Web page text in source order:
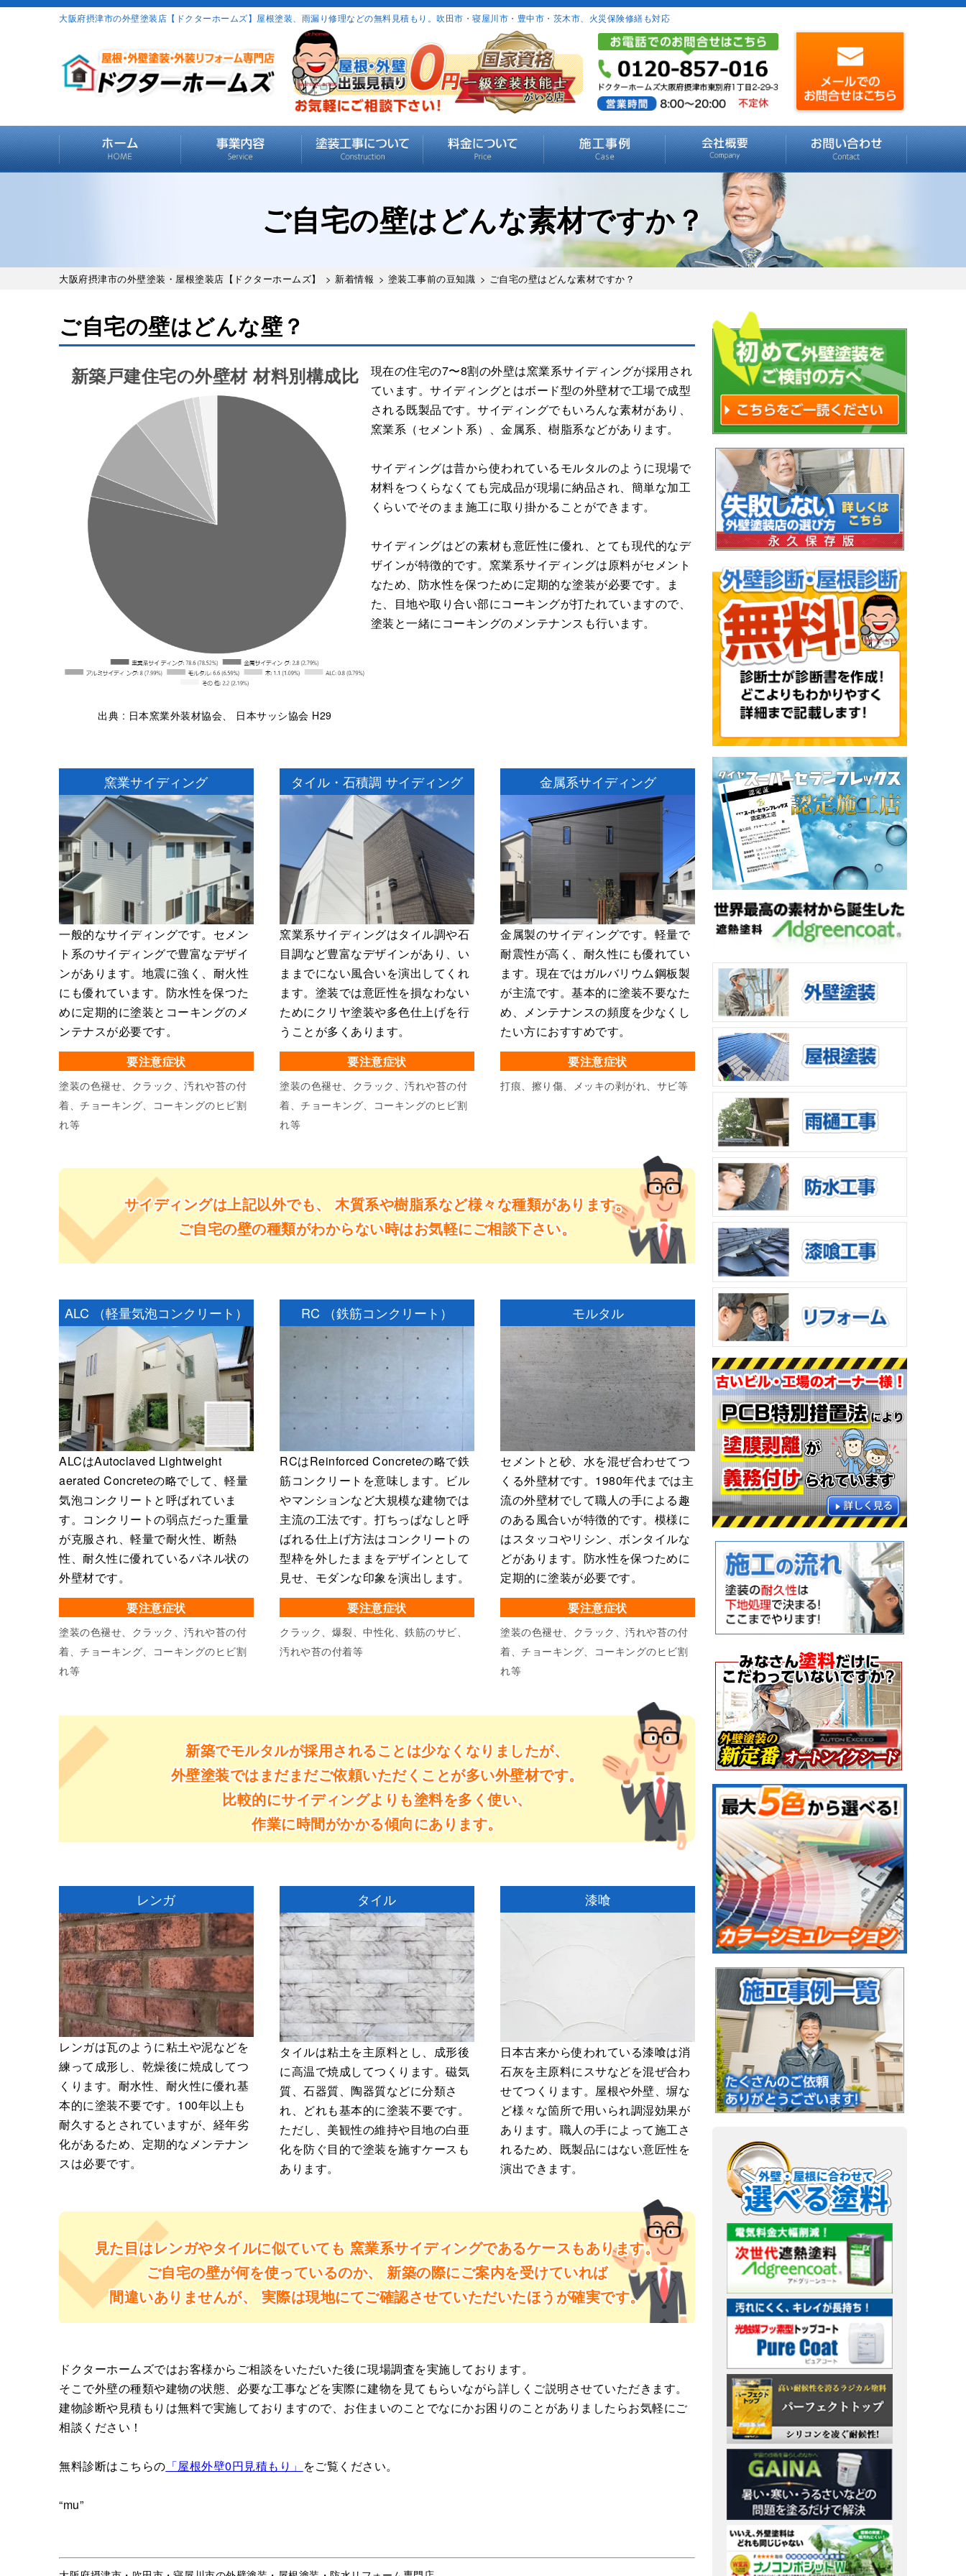
大阪府摂津市の外壁塗装店【ドクターホームズ】屋根塗装、雨漏り修理などの無料見積もり。吹田市・寝屋川市・豊中市・茨木市、火災保険修繕も対応
ご自宅の壁はどんな素材ですか？
大阪府摂津市の外壁塗装・屋根塗装店【ドクターホームズ】 > 新着情報 > 塗装工事前の豆知識 > ご自宅の壁はどんな素材ですか？
ご自宅の壁はどんな壁？
新築戸建住宅の外壁材材料別構成比
出典 : 日本窯業外装材協会、 日本サッシ協会 H29
現在の住宅の7〜8割の外壁は窯業系サイディングが採用され
ています。サイディングとはボード型の外壁材で工場で成型
される既製品です。サイディングでもいろんな素材があり、
窯業系（セメント系）、金属系、樹脂系などがあります。
サイディングは昔から使われているモルタルのように現場で
材料をつくらなくても完成品が現場に納品され、簡単な加工
くらいでそのまま施工に取り掛かることができます。
サイディングはどの素材も意匠性に優れ、とても現代的なデ
ザインが特徴的です。窯業系サイディングは原料がセメント
なため、防水性を保つために定期的な塗装が必要です。ま
た、目地や取り合い部にコーキングが打たれていますので、
塗装と一緒にコーキングのメンテナンスも行います。
窯業サイディング
一般的なサイディングです。セメン
ト系のサイディングで豊富なデザイ
ンがあります。地震に強く、耐火性
にも優れています。防水性を保つた
めに定期的に塗装とコーキングのメ
ンテナスが必要です。
要注意症状
塗装の色褪せ、クラック、汚れや苔の付
着、チョーキング、コーキングのヒビ割
れ等
タイル・石積調 サイディング
窯業系サイディングはタイル調や石
目調など豊富なデザインがあり、い
ままでにない風合いを演出してくれ
ます。塗装では意匠性を損なわない
ためにクリヤ塗装や多色仕上げを行
うことが多くあります。
要注意症状
塗装の色褪せ、クラック、汚れや苔の付
着、チョーキング、コーキングのヒビ割
れ等
⾦属系サイディング
金属製のサイディングです。軽量で
耐震性が高く、耐久性にも優れてい
ます。現在ではガルバリウム鋼板製
が主流です。基本的に塗装不要なた
め、メンテナンスの頻度を少なくし
たい方におすすめです。
要注意症状
打痕、擦り傷、メッキの剥がれ、サビ等
サイディングは上記以外でも、 木質系や樹脂系など様々な種類があります。
ご自宅の壁の種類がわからない時はお気軽にご相談下さい。
ALC （軽量気泡コンクリート）
ALCはAutoclaved Lightweight
aerated Concreteの略でして、軽量
気泡コンクリートと呼ばれていま
す。コンクリートの弱点だった重量
が克服され、軽量で耐火性、断熱
性、耐久性に優れているパネル状の
外壁材です。
要注意症状
塗装の色褪せ、クラック、汚れや苔の付
着、チョーキング、コーキングのヒビ割
れ等
RC （鉄筋コンクリート）
RCはReinforced Concreteの略で鉄
筋コンクリートを意味します。ビル
やマンションなど大規模な建物では
主流の工法です。打ちっぱなしと呼
ばれる仕上げ方法はコンクリートの
型枠を外したままをデザインとして
見せ、モダンな印象を演出します。
要注意症状
クラック、爆裂、中性化、鉄筋のサビ、
汚れや苔の付着等
モルタル
セメントと砂、水を混ぜ合わせてつ
くる外壁材です。1980年代までは主
流の外壁材でして職人の手による趣
のある風合いが特徴的です。模様に
はスタッコやリシン、ボンタイルな
どがあります。防水性を保つために
定期的に塗装が必要です。
要注意症状
塗装の色褪せ、クラック、汚れや苔の付
着、チョーキング、コーキングのヒビ割
れ等
新築でモルタルが採用されることは少なくなりましたが、
外壁塗装ではまだまだご依頼いただくことが多い外壁材です。
比較的にサイディングよりも塗料を多く使い、
作業に時間がかかる傾向にあります。
レンガ
レンガは瓦のように粘土や泥などを
練って成形し、乾燥後に焼成してつ
くります。耐水性、耐火性に優れ基
本的に塗装不要です。100年以上も
耐久するとされていますが、経年劣
化があるため、定期的なメンテナン
スは必要です。
タイル
タイルは粘土を主原料とし、成形後
に高温で焼成してつくります。磁気
質、石器質、陶器質などに分類さ
れ、どれも基本的に塗装不要です。
ただし、美観性の維持や目地の白亜
化を防ぐ目的で塗装を施すケースも
あります。
漆喰
日本古来から使われている漆喰は消
石灰を主原料にスサなどを混ぜ合わ
せてつくります。屋根や外壁、塀な
ど様々な箇所で用いられ調湿効果が
あります。職人の手によって施工さ
れるため、既製品にはない意匠性を
演出できます。
見た目はレンガやタイルに似ていても窯業系サイディングであるケースもあります。
ご自宅の壁が何を使っているのか、 新築の際にご案内を受けていれば
間違いありませんが、 実際は現地にてご確認させていただいたほうが確実です。
ドクターホームズではお客様からご相談をいただいた後に現場調査を実施しております。
そこで外壁の種類や建物の状態、必要な工事などを実際に建物を見てもらいながら詳しくご説明させていただきます。
建物診断や見積もりは無料で実施しておりますので、お住まいのことでなにかお困りのことがありましたらお気軽にご
相談ください！
無料診断はこちらの 「屋根外壁0円見積もり」 をご覧ください。
“mu”